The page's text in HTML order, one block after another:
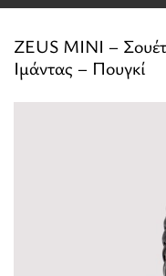
ZEUS MINI –
Ιμάντας – Πουγκί